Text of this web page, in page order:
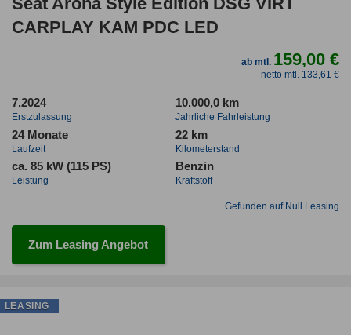
CARPLAY KAM PDC LED
ab mtl. 159,00 €
netto mtl. 133,61 €
7.2024
Erstzulassung
10.000,0 km
Jahrliche Fahrleistung
24 Monate
Laufzeit
22 km
Kilometerstand
ca. 85 kW (115 PS)
Leistung
Benzin
Kraftstoff
Gefunden auf Null Leasing
Zum Leasing Angebot
LEASING